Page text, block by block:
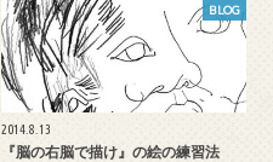
BLOG
2014.8.13
『脳の右脳で描け』の絵の練習法